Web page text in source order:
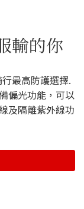
輸的你
最高防護選擇.
偏光功能，可以
及隔離紫外線功